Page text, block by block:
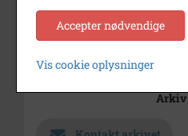
Årstal
1920
Arkiv
Accepter nødvendige
Vis cookie oplysninger